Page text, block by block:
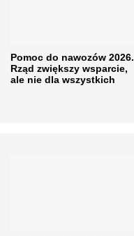
Pomoc do nawozów 2026.
Rząd zwiększy wsparcie,
ale nie dla wszystkich